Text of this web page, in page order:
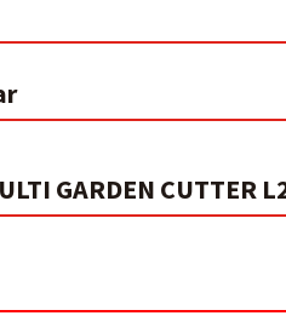
GARDEN CUTTER